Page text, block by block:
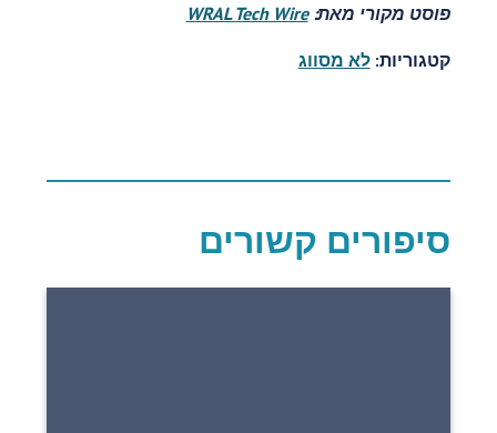
פוסט מקורי מאת:WRAL Tech Wire
קטגוריות: לא מסווג
סיפורים קשורים